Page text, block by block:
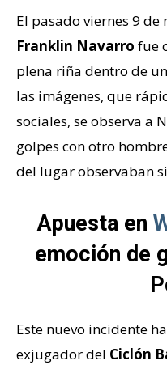
El pasado viernes 9
Franklin Navarro fue
plena riña dentro de
las imágenes, que
sociales, se observa a
golpes con otro
del lugar observaban
Apuesta en
emoción de
Este nuevo incidente
exjugador del Ciclón